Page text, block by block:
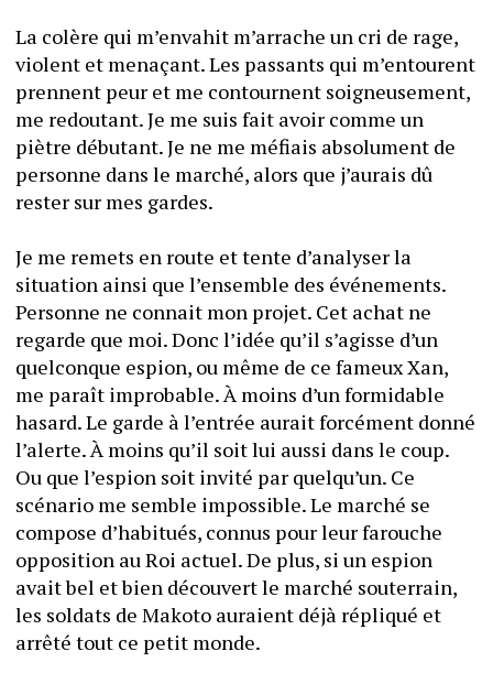
La colère qui m’envahit m’arrache un cri de rage,
violent et menaçant. Les passants qui m’entourent
prennent peur et me contournent soigneusement,
me redoutant. Je me suis fait avoir comme un
piètre débutant. Je ne me méfiais absolument de
personne dans le marché, alors que j’aurais dû
rester sur mes gardes.
Je me remets en route et tente d’analyser la
situation ainsi que l’ensemble des événements.
Personne ne connait mon projet. Cet achat ne
regarde que moi. Donc l’idée qu’il s’agisse d’un
quelconque espion, ou même de ce fameux Xan,
me paraît improbable. À moins d’un formidable
hasard. Le garde à l’entrée aurait forcément donné
l’alerte. À moins qu’il soit lui aussi dans le coup.
Ou que l’espion soit invité par quelqu’un. Ce
scénario me semble impossible. Le marché se
compose d’habitués, connus pour leur farouche
opposition au Roi actuel. De plus, si un espion
avait bel et bien découvert le marché souterrain,
les soldats de Makoto auraient déjà répliqué et
arrêté tout ce petit monde.